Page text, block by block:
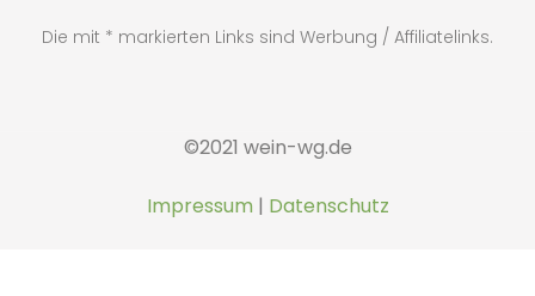
Die mit * markierten Links sind Werbung / Affiliatelinks.
©2021 wein-wg.de
Impressum | Datenschutz